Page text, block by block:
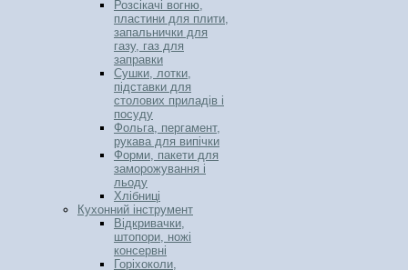
Розсікачі вогню,
пластини для плити,
запальнички для
газу, газ для
заправки
Сушки, лотки,
підставки для
столових приладів і
посуду
Фольга, пергамент,
рукава для випічки
Форми, пакети для
заморожування і
льоду
Хлібниці
Кухонний інструмент
Відкривачки,
штопори, ножі
консервні
Горіхоколи,